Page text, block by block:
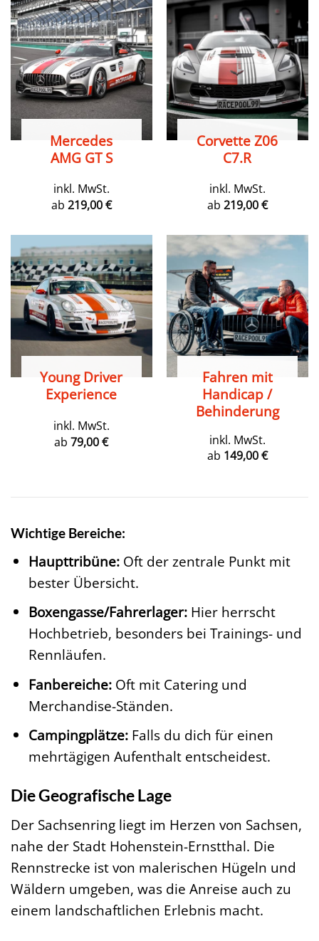
Mercedes
AMG GT S
inkl. MwSt.
ab 219,00€
Corvette Z06
C7.R
inkl. MwSt.
ab 219,00€
Young Driver
Experience
inkl. MwSt.
ab79,00€
Fahren mit
Handicap /
Behinderung
inkl. MwSt.
ab 149,00€
Wichtige Bereiche:
Haupttribüne:Oft der zentrale Punkt mit
bester Übersicht.
Boxengasse/Fahrerlager:Hier herrscht
Hochbetrieb, besonders bei Trainings- und
Rennläufen.
Fanbereiche:Oft mit Catering und
Merchandise-Ständen.
Campingplätze:Falls du dich für einen
mehrtägigen Aufenthalt entscheidest.
Die Geografische Lage
Der Sachsenring liegt im Herzen von Sachsen,
nahe der Stadt Hohenstein-Ernstthal. Die
Rennstrecke ist von malerischen Hügeln und
Wäldern umgeben, was die Anreise auch zu
einem landschaftlichen Erlebnis macht.